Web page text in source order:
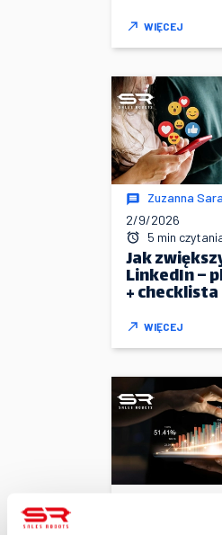
WIĘCEJ
Zuzanna
2/9/2026
5 min
Jak
LinkedIn –
+ checklista
WIĘCEJ